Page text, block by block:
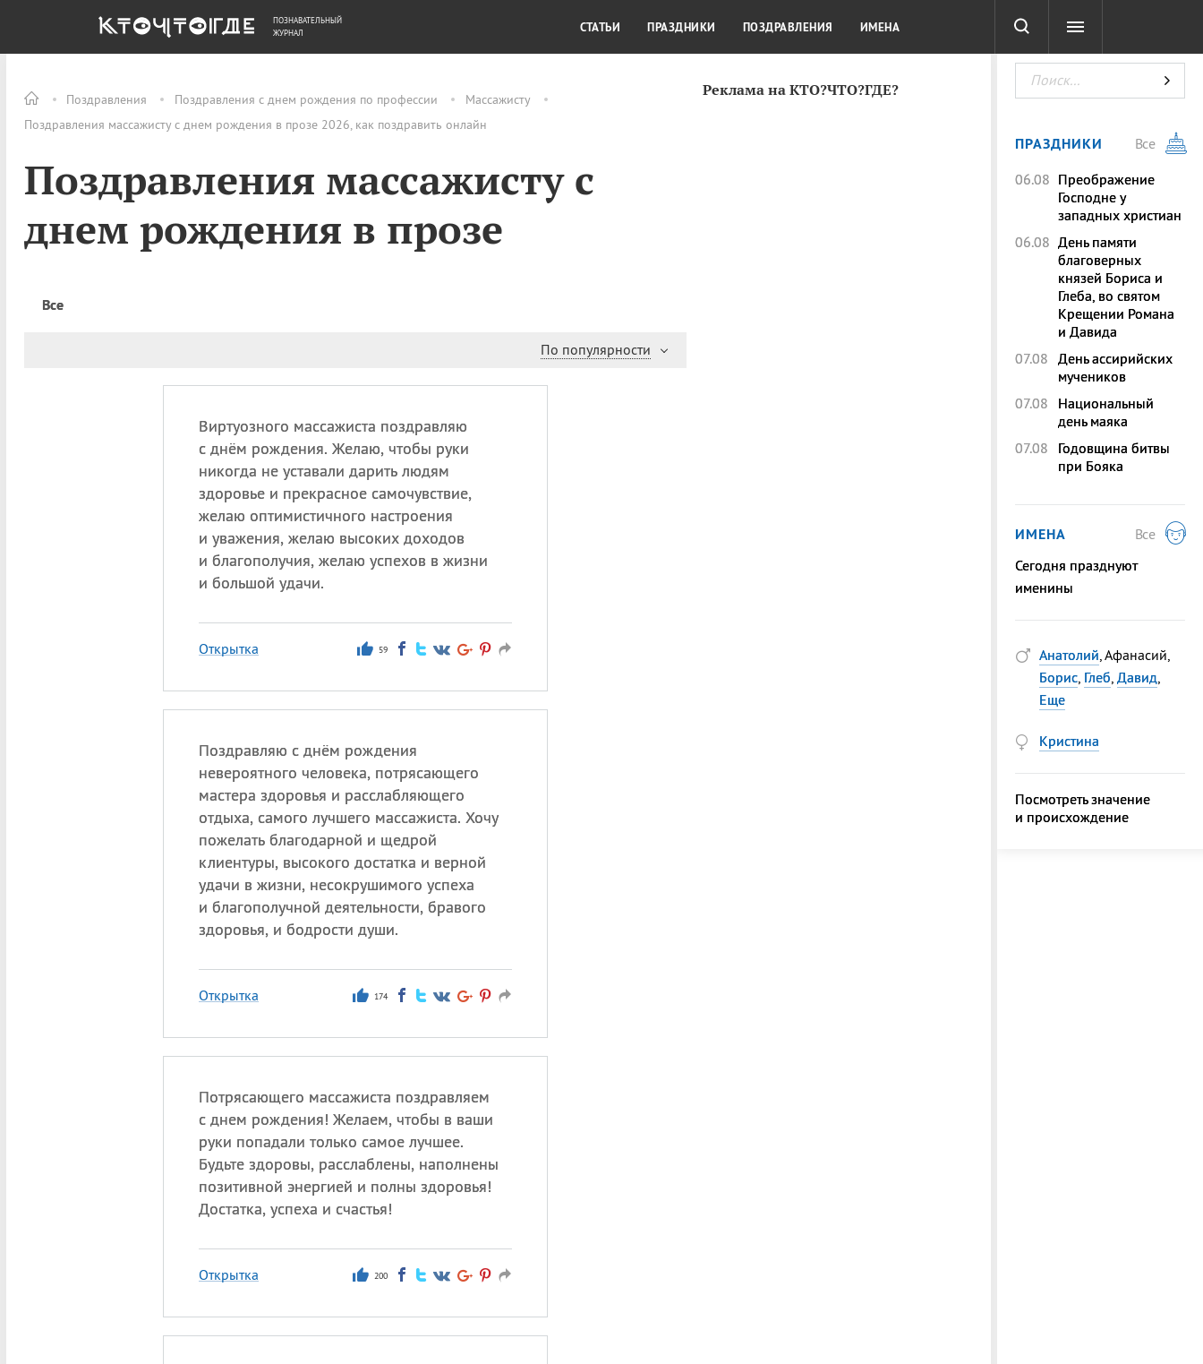
Поздравления Поздравления с днем рождения по профессии
Массажисту
Поздравления массажисту с днем рождения в прозе 2026, как поздравить онлайн
Поздравления массажисту с
днем рождения в прозе
Все
По популярности
Виртуозного массажиста поздравляю
с днём рождения. Желаю, чтобы руки
никогда не уставали дарить людям
здоровье и прекрасное самочувствие,
желаю оптимистичного настроения
и уважения, желаю высоких доходов
и благополучия, желаю успехов в жизни
и большой удачи.
Открытка 59
Поздравляю с днём рождения
невероятного человека, потрясающего
мастера здоровья и расслабляющего
отдыха, самого лучшего массажиста. Хочу
пожелать благодарной и щедрой
клиентуры, высокого достатка и верной
удачи в жизни, несокрушимого успеха
и благополучной деятельности, бравого
здоровья, и бодрости души.
Открытка 174
Потрясающего массажиста поздравляем
с днем рождения! Желаем, чтобы в ваши
руки попадали только самое лучшее.
Будьте здоровы, расслаблены, наполнены
позитивной энергией и полны здоровья!
Достатка, успеха и счастья!
Открытка 200
Реклама на КТО?ЧТО?ГДЕ?
ОБЩЕСТВО ДЕНЬГИ КУЛЬТУРА КРАСОТА ТЕСТЫ
ПОЗНАВАТЕЛЬНЫЙ
ЖУРНАЛ
СТАТЬИ ПРАЗДНИКИ ПОЗДРАВЛЕНИЯ ИМЕНА
ПРАЗДНИКИ
Все
06.08 Преображение
Господне у
западных христиан
06.08 День памяти
благоверных
князей Бориса и
Глеба, во святом
Крещении Романа
и Давида
07.08 День ассирийских
мучеников
07.08
Национальный
день маяка
07.08
Годовщина битвы
при Бояка
ИМЕНА
Все
Сегодня празднуют
именины
Анатолий, Афанасий,
Борис, Глеб, Давид,
Еще
Кристина
Посмотреть значение
и происхождение